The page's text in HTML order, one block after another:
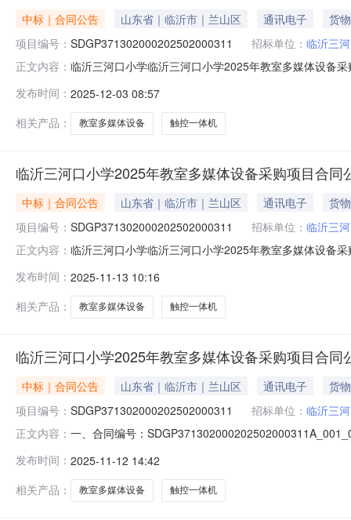
中标｜合同公告 山东省｜临沂市｜兰山区 通讯电子
货物
项目编号： SDGP371302000202502000311 招标单位： 临沂三
正文内容： 临沂三河口小学临沂三河口小学2025年教室多媒体设备
口小学地址：山东省临沂市北场新区兵圣路12号联系方
发布时间： 2025-12-03 08:57
相关产品：
教室多媒体设备 触控一体机
临沂三河口小学2025年教室多媒体设备采购项目合同
中标｜合同公告 山东省｜临沂市｜兰山区 通讯电子
货物
项目编号： SDGP371302000202502000311 招标单位： 临沂三
正文内容： 临沂三河口小学临沂三河口小学2025年教室多媒体设备
口小学地址：山东省临沂市北场新区兵圣路12号联系方
发布时间： 2025-11-13 10:16
相关产品：
教室多媒体设备 触控一体机
临沂三河口小学2025年教室多媒体设备采购项目合同
中标｜合同公告 山东省｜临沂市｜兰山区 通讯电子
货物
项目编号： SDGP371302000202502000311 招标单位： 临沂三
正文内容： 一、合同编号：
路12号联系方式：13792928604供应商（乙方）：山东
发布时间： 2025-11-12 14:42
相关产品：
教室多媒体设备 触控一体机